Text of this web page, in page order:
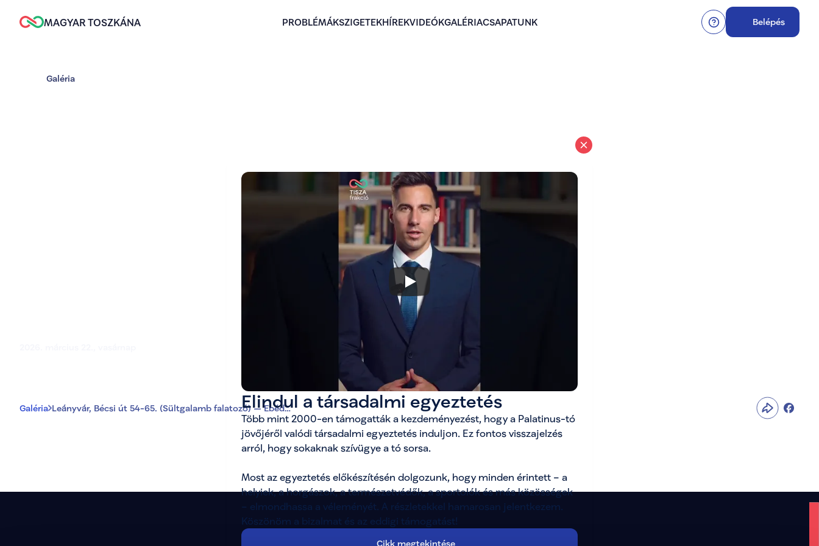
Elindul a társadalmi egyeztetés
Több mint 2000-en támogatták a kezdeményezést, hogy a Palatinus-tó
jövőjéről valódi társadalmi egyeztetés induljon. Ez fontos visszajelzés
arról, hogy sokaknak szívügye a tó sorsa.
Most az egyeztetés előkészítésén dolgozunk, hogy minden érintett – a
helyiek, a horgászok, a természetvédők, a sportolók és más közösségek
– elmondhassa a véleményét. A részletekkel hamarosan jelentkezem.
Köszönöm a bizalmat és az eddigi támogatást!
Cikk megtekintése
MAGYAR TOSZKÁNA PROBLÉMÁKSZIGETEKHÍREKVIDEÓKGALÉRIACSAPATUNK Belépés
Galéria
Leányvár, Bécsi út 54-65. (Sültgalamb falatozó) —
Ebéd leányváron a Sültgalamb falatozóban
Galéria Leányvár, Bécsi út 54-65. (Sültgalamb falatozó) — Ebéd